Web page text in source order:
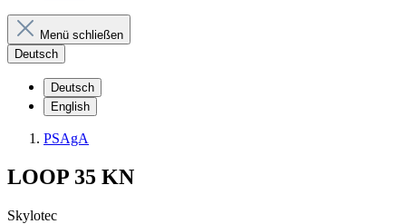
Menü schließen
Deutsch
Deutsch
English
PSAgA
LOOP 35 KN
Skylotec